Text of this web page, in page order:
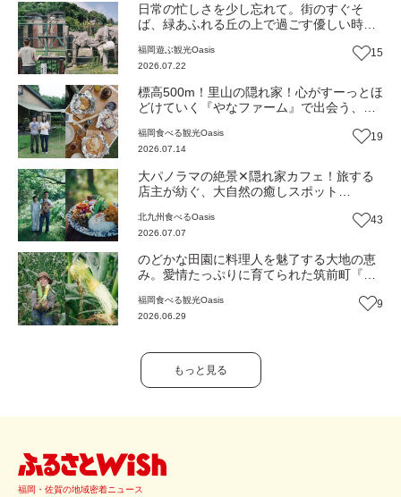
日常の忙しさを少し忘れて。街のすぐそ
ば、緑あふれる丘の上で過ごす優しい時間
【Oasis~心の休息地をめぐる旅~】
福岡遊ぶ観光Oasis
2026.07.22
15
標高500m！里山の隠れ家！心がすーっとほ
どけていく『やなファーム』で出会う、本
村）【Oasis~心の休息地をめぐる旅~】
福岡食べる観光Oasis
2026.07.14
19
大パノラマの絶景✕隠れ家カフェ！旅する
店主が紡ぐ、大自然の癒しスポット
市）【Oasis~心の休息地をめぐる旅~】
北九州食べるOasis
2026.07.07
43
のどかな田園に料理人を魅了する大地の恵
み。愛情たっぷりに育てられた筑前町『久
町）【Oasis～心の休息地をめぐる旅～】
福岡食べる観光Oasis
2026.06.29
9
もっと見る
福岡・佐賀の地域密着ニュース